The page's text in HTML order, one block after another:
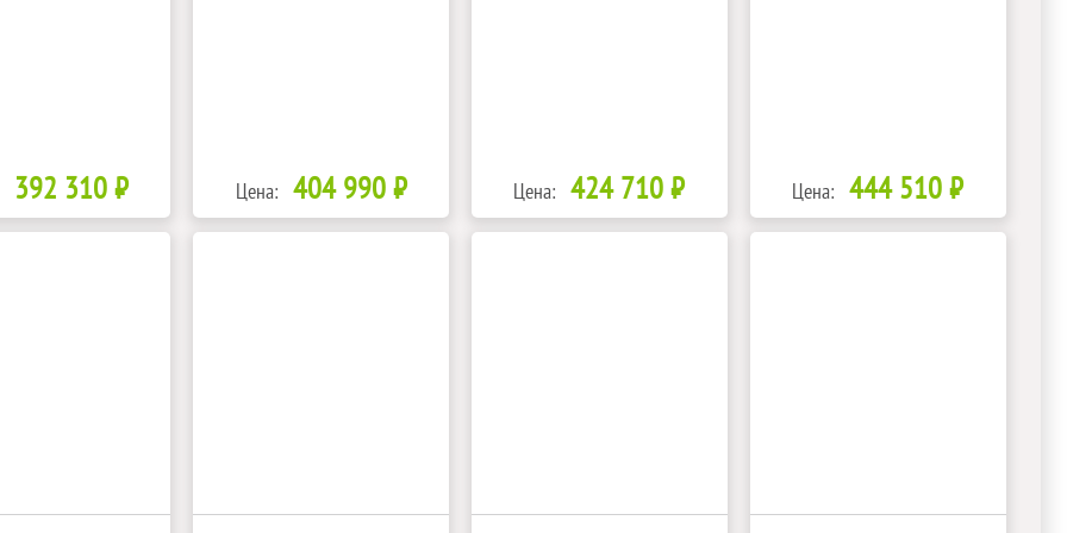
392 310 ₽ Цена: 404 990 ₽ Цена: 424 710 ₽ Цена: 444 510 ₽